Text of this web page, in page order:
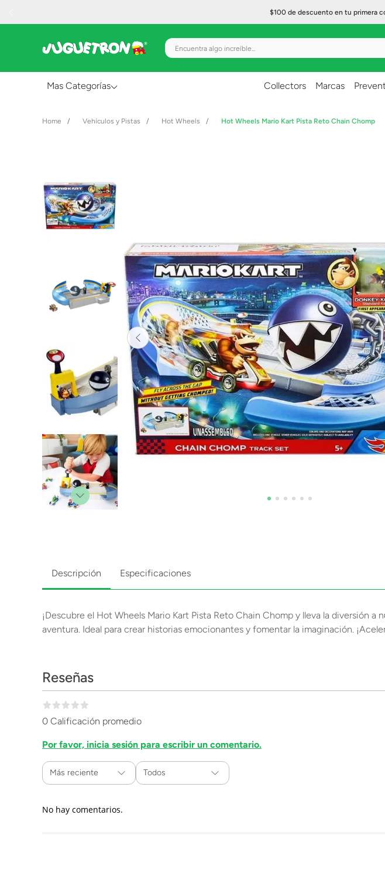
$100 de descuento en tu primera
Encuentra algo increíble...
Mas Categorías
Creatividad y Arte
Figuras de Acción
Gadgets y Electrónicos
Juegos de Mesa
Muñecas
Vehículos y Pistas
Collectors Marcas
Vehículos y Pistas Hot Wheels Hot Wheels Mario Kart Pista Reto Chain Chomp
Descripción Especificaciones
¡Descubre el Hot Wheels Mario Kart Pista Reto Chain Chomp y lleva la diversión
aventura. Ideal para crear historias emocionantes y fomentar la imaginación.
Reseñas
0 Calificación promedio
Por favor, inicia sesión para escribir un comentario.
Más reciente Todos
No hay comentarios.